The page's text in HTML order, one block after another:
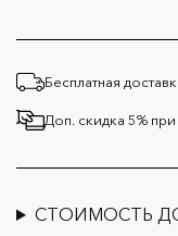
Бесплатная
Доп. скидка 5%
СТОИМОСТЬ